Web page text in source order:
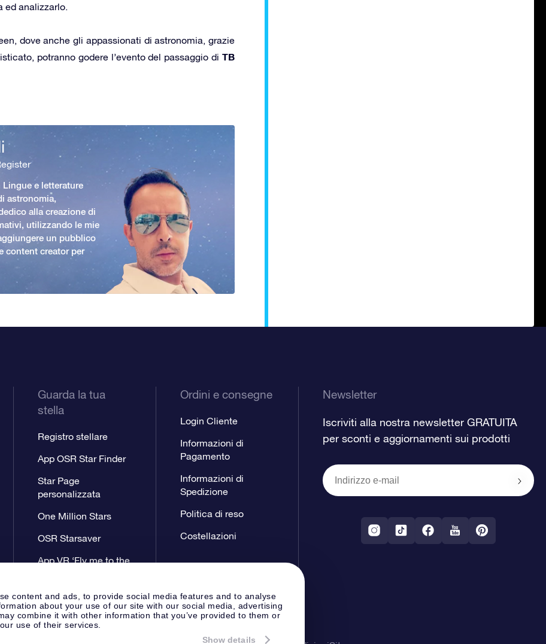
content and ads, to provide social media features and to analyse
about your use of our site with our social media, advertising
combine it with other information that you’ve provided to them or
use of their services.
Show details
ed analizzarlo.
dove anche gli appassionati di astronomia, grazie
potranno godere l’evento del passaggio di TB
e letterature
astronomia,
alla creazione di
utilizzando le mie
un pubblico
content creator per
Guarda la tua
stella
Registro stellare
App OSR Star Finder
Star Page
personalizzata
One Million Stars
OSR Starsaver
App VR ‘Fly me to the
Ordini e consegne
Login Cliente
Informazioni di
Pagamento
Informazioni di
Spedizione
Politica di reso
Costellazioni
Newsletter
Iscriviti alla nostra newsletter GRATUITA
per sconti e aggiornamenti sui prodotti